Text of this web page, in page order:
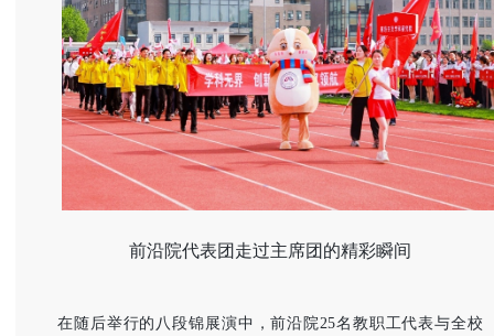
前沿院代表团走过主席团的精彩瞬间
在随后举行的八段锦展演中，前沿院25名教职工代表与全校